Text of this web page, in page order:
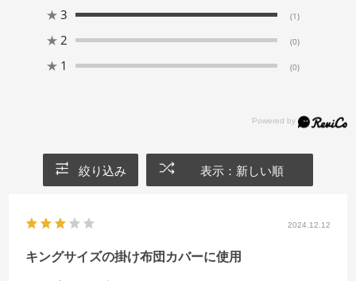
★ 3 (1)
★ 2 (0)
★ 1 (0)
絞り込み 表示：新しい順
2024.12.12
キングサイズの掛け布団カバーに使用